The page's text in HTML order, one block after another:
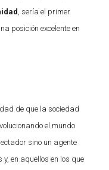
, sería el primer
posición excelente en
de que la sociedad
el mundo
sino un agente
en aquellos en los que